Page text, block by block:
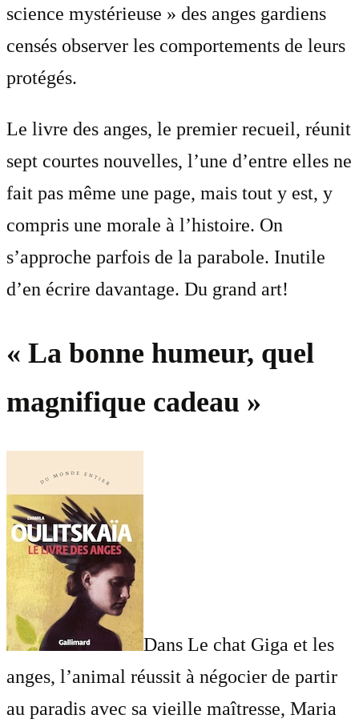
science mystérieuse » des anges gardiens
censés observer les comportements de leurs
protégés.
Le livre des anges, le premier recueil, réunit
sept courtes nouvelles, l’une d’entre elles ne
fait pas même une page, mais tout y est, y
compris une morale à l’histoire. On
s’approche parfois de la parabole. Inutile
d’en écrire davantage. Du grand art!
« La bonne humeur, quel
magnifique cadeau »
Dans Le chat Giga et les
anges, l’animal réussit à négocier de partir
au paradis avec sa vieille maîtresse, Maria